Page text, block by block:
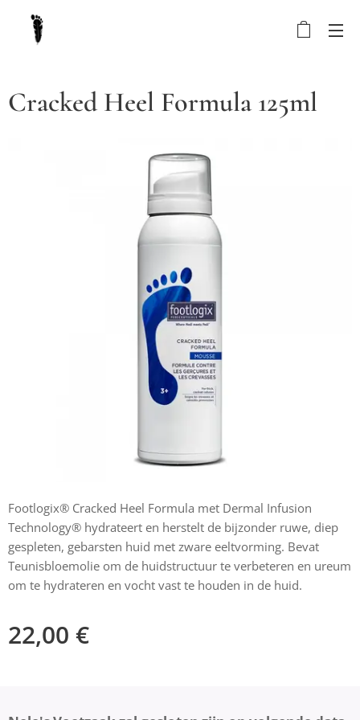
Cracked Heel Formula 125ml
Footlogix® Cracked Heel Formula met Dermal Infusion
Technology® hydrateert en herstelt de bijzonder ruwe, diep
gespleten, gebarsten huid met zware eeltvorming. Bevat
Teunisbloemolie om de huidstructuur te verbeteren en ureum
om te hydrateren en vocht vast te houden in de huid.
22,00 €